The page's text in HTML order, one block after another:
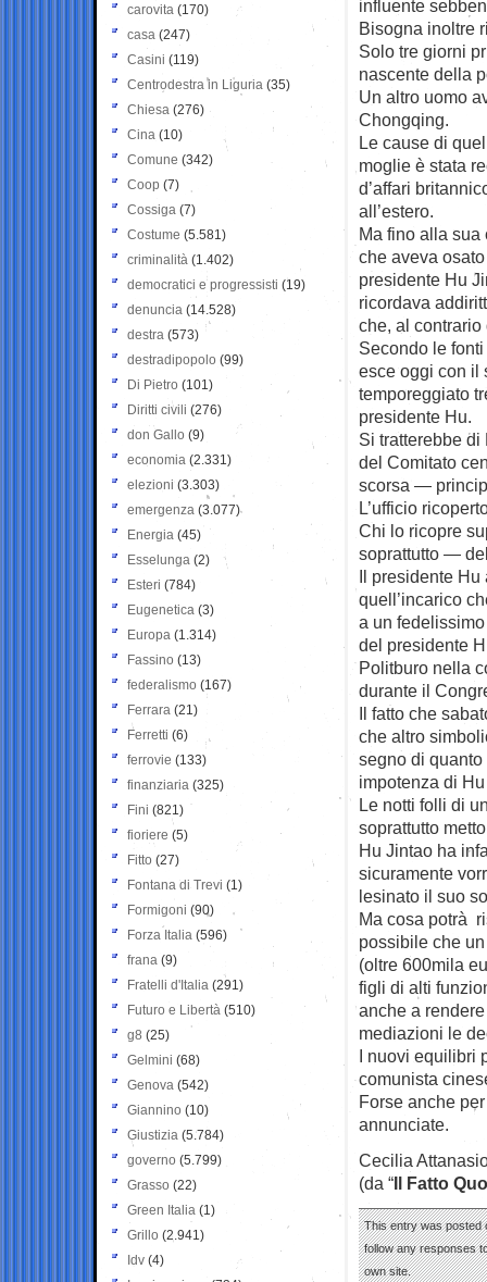
influente
Bisogna inoltre
Solo tre giorni
nascente della
Un altro uomo
Chongqing.
Le cause di
moglie è stata
d’affari
all’estero.
Ma fino alla sua
che aveva
presidente Hu
ricordava
che, al
Secondo le
esce oggi con il
temporeggiato
presidente Hu.
Si tratterebbe
del Comitato
scorsa —
L’ufficio
Chi lo ricopre
soprattutto —
Il presidente Hu
quell’incarico
a un
del presidente
Politburo nella
durante il
Il fatto che
che altro
segno di quanto
impotenza di
Le notti folli di
soprattutto
Hu Jintao ha
sicuramente
lesinato il suo
Ma cosa potrà
possibile che
(oltre 600mila
figli di alti
anche a
mediazioni le
I nuovi equilibri
comunista
Forse anche
annunciate.
Cecilia
(da “Il Fatto
This entry was posted
follow any responses
own site.
carovita (170)
casa (247)
Casini (119)
Centrodestra in Liguria (35)
Chiesa (276)
Cina (10)
Comune (342)
Coop (7)
Cossiga (7)
Costume (5.581)
criminalità (1.402)
democratici e progressisti (19)
denuncia (14.528)
destra (573)
destradipopolo (99)
Di Pietro (101)
Diritti civili (276)
don Gallo (9)
economia (2.331)
elezioni (3.303)
emergenza (3.077)
Energia (45)
Esselunga (2)
Esteri (784)
Eugenetica (3)
Europa (1.314)
Fassino (13)
federalismo (167)
Ferrara (21)
Ferretti (6)
ferrovie (133)
finanziaria (325)
Fini (821)
fioriere (5)
Fitto (27)
Fontana di Trevi (1)
Formigoni (90)
Forza Italia (596)
frana (9)
Fratelli d'Italia (291)
Futuro e Libertà (510)
g8 (25)
Gelmini (68)
Genova (542)
Giannino (10)
Giustizia (5.784)
governo (5.799)
Grasso (22)
Green Italia (1)
Grillo (2.941)
Idv (4)